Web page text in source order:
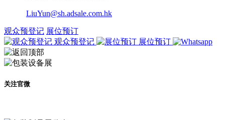
LiuYun@sh.adsale.com.hk
观众预登记 展位预订
观众预登记
展位预订
关注官微